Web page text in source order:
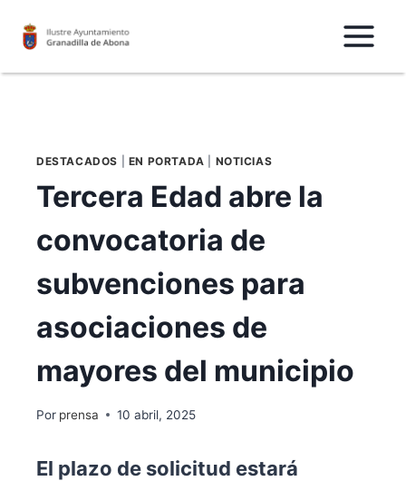
DESTACADOS EN PORTADA NOTICIAS
Tercera Edad abre la
convocatoria de
subvenciones para
asociaciones de
mayores del municipio
Por prensa 10 abril, 2025
El plazo de solicitud estará